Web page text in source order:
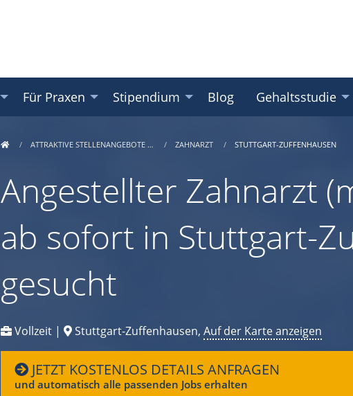
Für Praxen Stipendium Blog Gehaltsstudie
ATTRAKTIVE STELLENANGEBOTE … ZAHNARZT STUTTGART-ZUFFENHAUSEN
Angestellter Zahnarzt
ab sofort in Stuttgart-
gesucht
Vollzeit | Stuttgart-Zuffenhausen, Auf der Karte anzeigen
JETZT KOSTENLOS DETAILS ANFRAGEN
und automatisch alle passenden Jobs erhalten